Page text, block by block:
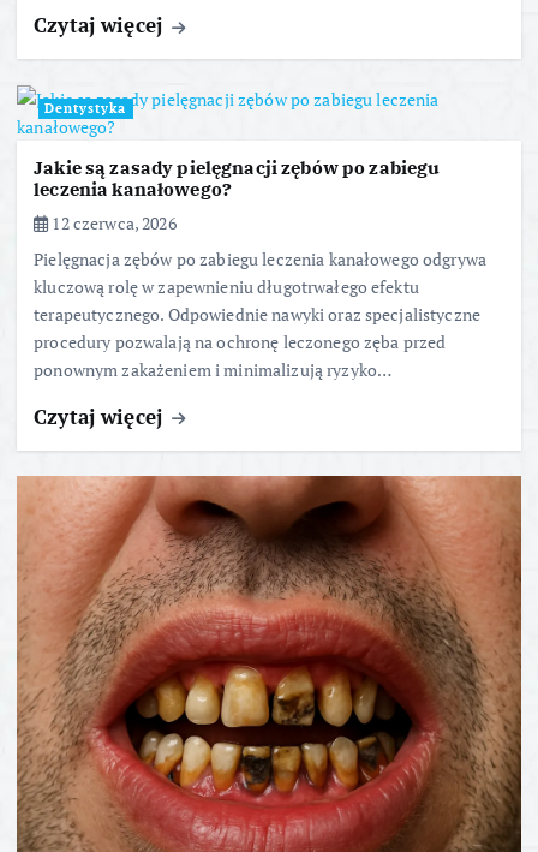
Czytaj więcej
Dentystyka
Jakie są zasady pielęgnacji zębów po zabiegu
leczenia kanałowego?
12 czerwca, 2026
Pielęgnacja zębów po zabiegu leczenia kanałowego odgrywa
kluczową rolę w zapewnieniu długotrwałego efektu
terapeutycznego. Odpowiednie nawyki oraz specjalistyczne
procedury pozwalają na ochronę leczonego zęba przed
ponownym zakażeniem i minimalizują ryzyko…
Czytaj więcej